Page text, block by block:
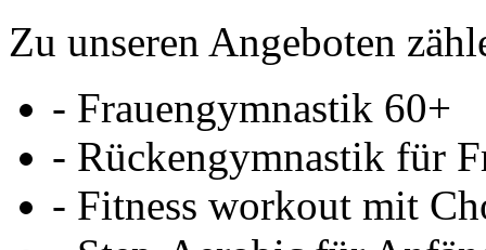
Zu unseren Angeboten
- Frauengymnastik 60+
- Rückengymnastik für
- Fitness workout mit